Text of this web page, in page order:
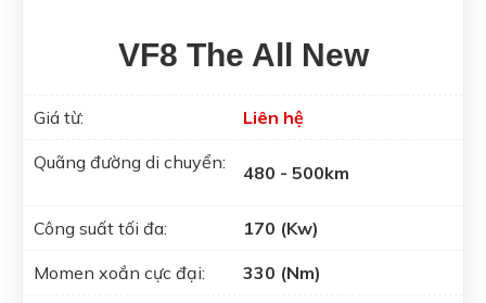
VF8 The All New
Giá từ: Liên hệ
Quãng đường di chuyển: 480 - 500km
Công suất tối đa: 170 (Kw)
Momen xoắn cực đại: 330 (Nm)